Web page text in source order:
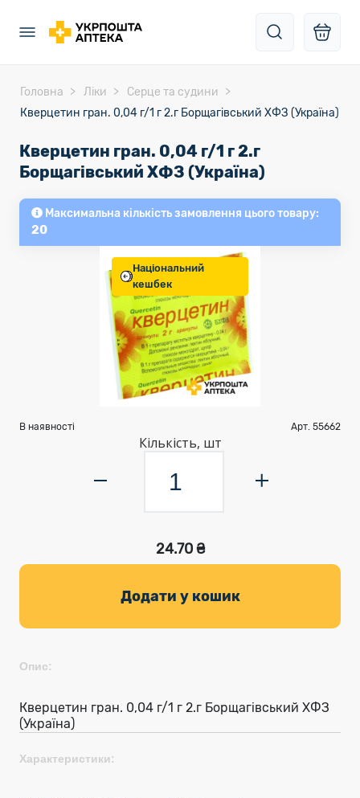
Головна Ліки
Серце та судини
Кверцетин гран. 0,04 г/1 г 2.г Борщагівський ХФЗ (Україна)
Кверцетин гран. 0,04 г/1 г 2.г
Борщагівський ХФЗ (Україна)
Максимальна кількість замовлення цього товару:
20
Національний
кешбек
В наявності Арт. 55662
Кількість, шт
24.70 ₴
Додати у кошик
Опис:
Кверцетин гран. 0,04 г/1 г 2.г Борщагівський ХФЗ
(Україна)
Характеристики: